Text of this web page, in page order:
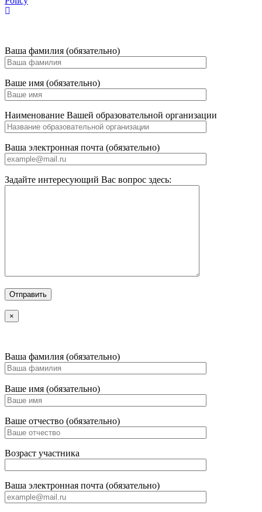
Ваша фамилия (обязательно)
Ваше имя (обязательно)
Наименование Вашей образовательной организации
Ваша электронная почта (обязательно)
Задайте интересующий Вас вопрос здесь:
×
Ваша фамилия (обязательно)
Ваше имя (обязательно)
Ваше отчество (обязательно)
Возраст участника
Ваша электронная почта (обязательно)